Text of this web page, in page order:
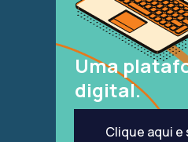
Uma
digital.
Clique aqui e